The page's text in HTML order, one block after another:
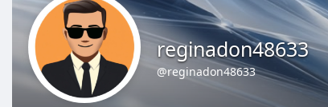
reginadon48633
@reginadon48633